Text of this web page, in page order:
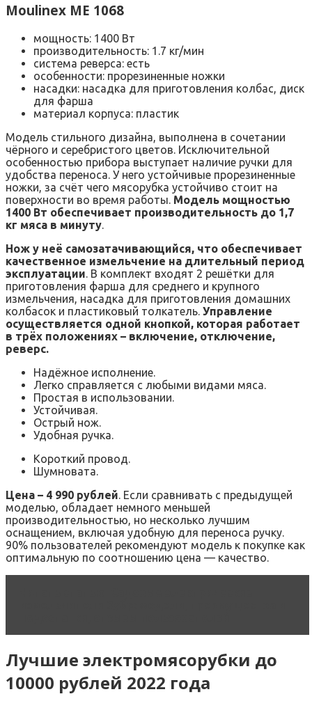
Moulinex ME 1068
мощность: 1400 Вт
производительность: 1.7 кг/мин
система реверса: есть
особенности: прорезиненные ножки
насадки: насадка для приготовления колбас, диск
для фарша
материал корпуса: пластик
Модель стильного дизайна, выполнена в сочетании
чёрного и серебристого цветов. Исключительной
особенностью прибора выступает наличие ручки для
удобства переноса. У него устойчивые прорезиненные
ножки, за счёт чего мясорубка устойчиво стоит на
поверхности во время работы. Модель мощностью
1400 Вт обеспечивает производительность до 1,7
кг мяса в минуту
Нож у неё самозатачивающийся, что обеспечивает
качественное измельчение на длительный период
эксплуатации . В комплект входят 2 решётки для
приготовления фарша для среднего и крупного
измельчения, насадка для приготовления домашних
колбасок и пластиковый толкатель. Управление
осуществляется одной кнопкой, которая работает
в трёх положениях – включение, отключение,
реверс.
Надёжное исполнение.
Легко справляется с любыми видами мяса.
Простая в использовании.
Устойчивая.
Острый нож.
Удобная ручка.
Короткий провод.
Шумновата.
Цена – 4 990 рублей . Если сравнивать с предыдущей
моделью, обладает немного меньшей
производительностью, но несколько лучшим
оснащением, включая удобную для переноса ручку.
90% пользователей рекомендуют модель к покупке как
оптимальную по соотношению цена — качество.
Лучшие электромясорубки до
10000 рублей 2022 года